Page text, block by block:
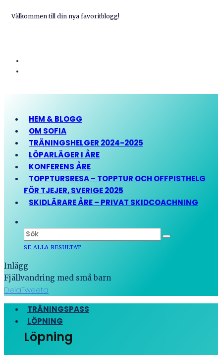
Välkommen till din nya favoritblogg!
HEM & BLOGG
OM SOFIA
TRÄNINGSHELGER 2024-2025
LÖPARLÄGER I ÅRE
KONFERENS ÅRE
TOPPTURSRESA – TOPPTUR OCH OFFPISTHELG
FÖR TJEJER, SVERIGE 2025
SKIDLÄRARE ÅRE – PRIVAT SKIDCOACHNING
SE ALLA RESULTAT
Inlägg
Fjällvandring med små barn
DelaTweeta
TRÄNINGSPASS
LÖPNING
Löpning